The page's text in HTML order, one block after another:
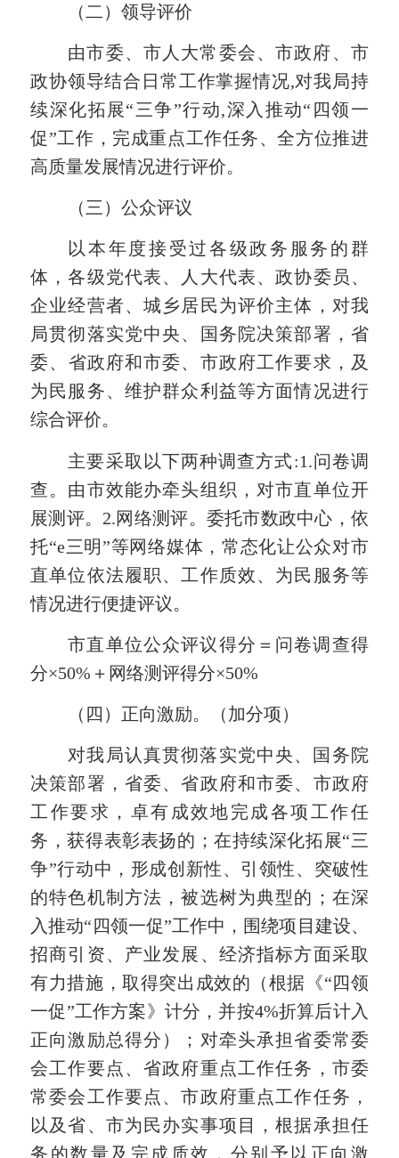
（二）领导评价
由市委、市人大常委会、市政府、市
政协领导结合日常工作掌握情况,对我局持
续深化拓展“三争”行动,深入 推动“四领一
促”工作 ，完成重点工作任务、全方位推进
高质量发展情况进行评价。
（三）公众评议
以本年度接受过各级政务服务的群
体，各级党代表、人大代表、政协委员、
企业经营者、城乡居民为评价主体，对我
局贯彻落实党中央、国务院决策部署 ， 省
委、 省政府和市委、市政府工作要求，及
为民服务、维护群众利益等方面情况进行
综合评价。
主要采取以下两种调查方式:1.问卷调
查。由市效能办牵头组织，对市直单位开
展测评。 2.网络测评。委托市数政中心，依
托“e三明”等网络媒体， 常态化让公众对市
直单位依法履职、工作质效、为民服务等
情况进行便捷评议。
市直单位公众评议得分＝问卷调查得
分×50%＋网络测评得分×50%
（四）正向激励。（加分项）
对我局认真贯彻落实党中央、国务院
决策部署， 省委、省政府和市委、 市政府
工作要求，卓有成效地完成各项工作任
务 ，获得表彰表扬的； 在持续深化拓展“三
争”行动中，形成创新性、引领性、突破性
的特色机制方法，被选树为典型的；在深
入推动“四领一促”工作中，围绕项目建设、
招商引资、产业发展、经济指标方面采取
有力措施，取得突出成效的（根据《“四领
一促”工作方案》计分，并按4%折算后计入
正向激励总得分）
；对牵头承担省委常委
会工作要点、省政府重点工作任务，市委
常委会工作要点、市政府重点工作任务，
以及省、市为民办实事项目，根据承担任
务的数量及完成质效，分别 予以正向激